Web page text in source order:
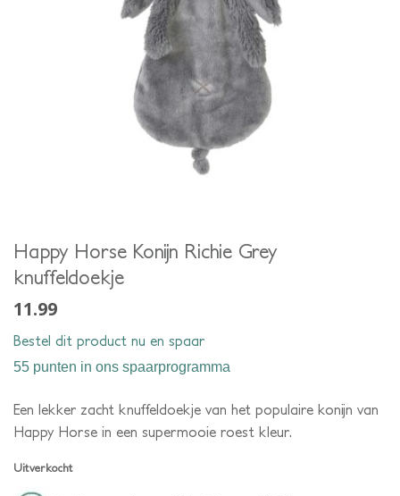
Happy Horse Konijn Richie Grey
knuffeldoekje
11.99
Bestel dit product nu en spaar
55 punten in ons spaarprogramma
Een lekker zacht knuffeldoekje van het populaire konijn van
Happy Horse in een supermooie roest kleur.
Uitverkocht